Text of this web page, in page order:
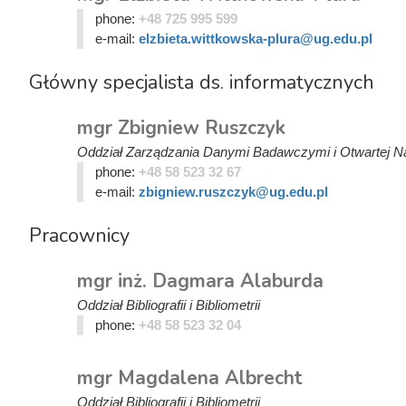
phone: +48 725 995 599
e-mail: elzbieta.wittkowska-plura@ug.edu.pl
Główny specjalista ds. informatycznych
mgr Zbigniew Ruszczyk
Oddział Zarządzania Danymi Badawczymi i Otwartej
phone: +48 58 523 32 67
e-mail: zbigniew.ruszczyk@ug.edu.pl
Pracownicy
mgr inż. Dagmara Alaburda
Oddział Bibliografii i Bibliometrii
phone: +48 58 523 32 04
mgr Magdalena Albrecht
Oddział Bibliografii i Bibliometrii